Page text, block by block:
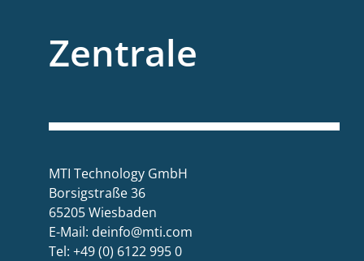
Zentrale
MTI Technology GmbH
Borsigstraße 36
65205 Wiesbaden
E-Mail: deinfo@mti.com
Tel: +49 (0) 6122 995 0